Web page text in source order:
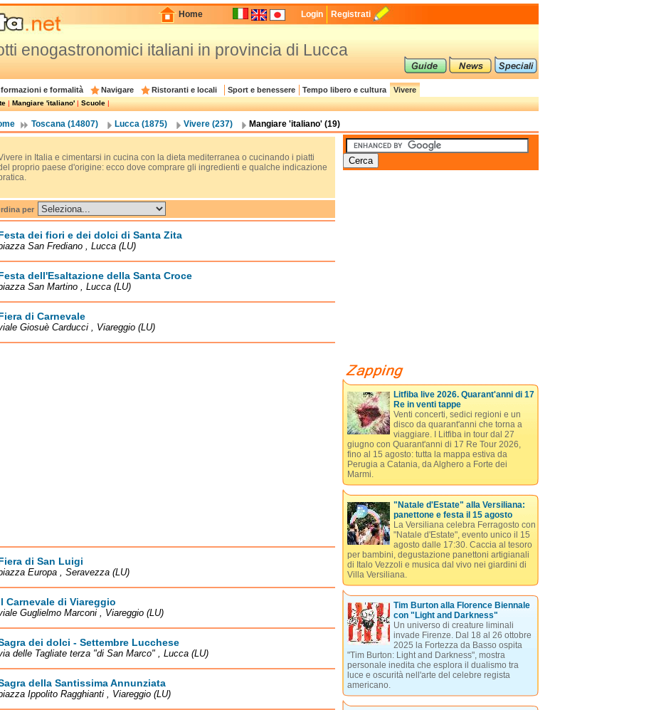
Home Login Registrati
enogastronomici italiani in provincia di Lucca
e formalità Navigare Ristoranti e locali Sport e benessere Tempo libero e cultura Vivere
|Mangiare 'italiano'|Scuole|
Toscana (14807) Lucca (1875) Vivere (237) Mangiare 'italiano' (19)
in Italia e cimentarsi in cucina con la dieta mediterranea o cucinando i piatti
proprio paese d'origine: ecco dove comprare gli ingredienti e qualche indicazione
per
dei fiori e dei dolci di Santa Zita
San Frediano , Lucca (LU)
dell'Esaltazione della Santa Croce
San Martino , Lucca (LU)
di Carnevale
Giosuè Carducci , Viareggio (LU)
di San Luigi
Europa , Seravezza (LU)
Carnevale di Viareggio
Guglielmo Marconi , Viareggio (LU)
dei dolci - Settembre Lucchese
delle Tagliate terza "di San Marco" , Lucca (LU)
della Santissima Annunziata
Ippolito Ragghianti , Viareggio (LU)
Litfiba live 2026. Quarant'anni di 17
Re in venti tappe
Venti concerti, sedici regioni e un
disco da quarant'anni che torna a
viaggiare. I Litfiba in tour dal 27
giugno con Quarant'anni di 17 Re Tour 2026,
fino al 15 agosto: tutta la mappa estiva da
Perugia a Catania, da Alghero a Forte dei
Marmi.
"Natale d'Estate" alla Versiliana:
panettone e festa il 15 agosto
La Versiliana celebra Ferragosto con
"Natale d'Estate", evento unico il 15
agosto dalle 17:30. Caccia al tesoro
per bambini, degustazione panettoni artigianali
di Italo Vezzoli e musica dal vivo nei giardini di
Villa Versiliana.
Tim Burton alla Florence Biennale
con "Light and Darkness"
Un universo di creature liminali
invade Firenze. Dal 18 al 26 ottobre
2025 la Fortezza da Basso ospita
"Tim Burton: Light and Darkness", mostra
personale inedita che esplora il dualismo tra
luce e oscurità nell'arte del celebre regista
americano.